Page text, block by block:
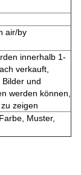
air/by
innerhalb 1-
verkauft,
und
werden können,
zeigen
Muster,